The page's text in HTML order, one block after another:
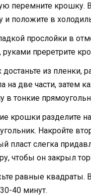
перемните крошку.
и положите в
прослойки в
руками преретрите
из пленки,
на две части, затем
в тонкие
крошки разделите
Накройте
пласт слегка
чтобы он закрыл
равные квадраты.
40 минут.